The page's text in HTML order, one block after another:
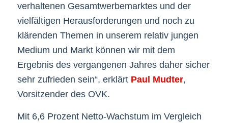
verhaltenen Gesamtwerbemarktes und der
vielfältigen Herausforderungen und noch zu
klärenden Themen in unserem relativ jungen
Medium und Markt können wir mit dem
Ergebnis des vergangenen Jahres daher sicher
sehr zufrieden sein“, erklärt Paul Mudter,
Vorsitzender des OVK.
Mit 6,6 Prozent Netto-Wachstum im Vergleich